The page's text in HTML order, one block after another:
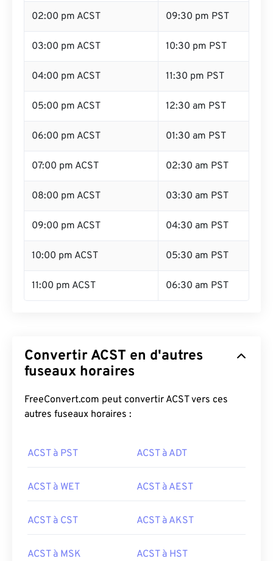
02:00 pm ACST 09:30 pm PST
03:00 pm ACST 10:30 pm PST
04:00 pm ACST 11:30 pm PST
05:00 pm ACST 12:30 am PST
06:00 pm ACST 01:30 am PST
07:00 pm ACST 02:30 am PST
08:00 pm ACST 03:30 am PST
09:00 pm ACST 04:30 am PST
10:00 pm ACST 05:30 am PST
11:00 pm ACST 06:30 am PST
Convertir ACST en d'autres
fuseaux horaires
FreeConvert.com peut convertir ACST vers ces
autres fuseaux horaires :
ACST à PST ACST à ADT
ACST à WET ACST à AEST
ACST à CST ACST à AKST
ACST à MSK ACST à HST